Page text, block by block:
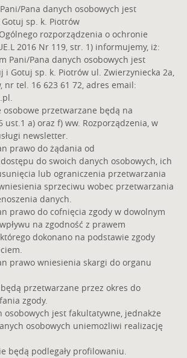
Pana danych osobowych jest
sp. k. Piotrów
rozporządzenia o ochronie
2016 Nr 119, str. 1) informujemy, iż:
Pani/Pana danych osobowych jest
i Gotuj sp. k. Piotrów ul. Zwierzyniecka 2a,
nr tel. 16 623 61 72, adres email:
.
osobowe przetwarzane będą na
ust.1 a) oraz f) ww. Rozporządzenia, w
newsletter.
prawo do żądania od
do swoich danych osobowych, ich
lub ograniczenia przetwarzania
sprzeciwu wobec przetwarzania
danych.
prawo do cofnięcia zgody w dowolnym
na zgodność z prawem
dokonano na podstawie zgody
prawo wniesienia skargi do organu
przetwarzane przez okres do
zgody.
osobowych jest fakultatywne, jednakże
osobowych uniemożliwi realizację
będą podlegały profilowaniu.